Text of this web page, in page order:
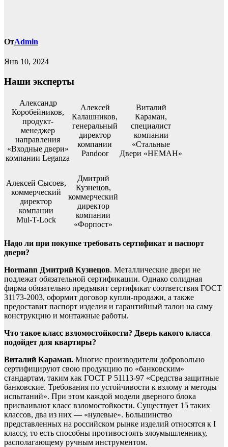
ОтAdmin
Янв 10, 2024
Наши эксперты
Александр
Коробейников,
продукт-
менеджер
направления
«Входные двери»
компании Leganza
Алексей
Калашников,
генеральный
директор
компании
Pandoor
Виталий
Караман,
специалист
компании
«Стальные
Двери «НЕМАН»
Алексей Сысоев,
коммерческий
директор
компании
Mul-T-Lock
Дмитрий
Кузнецов,
коммерческий
директор
компании
«Форпост»
Надо ли при покупке требовать сертификат и паспорт
двери?
Hormann Дмитрий Кузнецов. Металлические двери не
подлежат обязательной сертификации. Однако солидная
фирма обязательно предъявит сертификат соответствия ГОСТ
31173-2003, оформит договор купли-продажи, а также
предоставит паспорт изделия и гарантийный талон на саму
конструкцию и монтажные работы.
Что такое класс взломостойкости? Дверь какого класса
подойдет для квартиры?
Виталий Караман. Многие производители добровольно
сертифицируют свою продукцию по «банковским»
стандартам, таким как ГОСТ Р 51113-97 «Средства защитные
банковские. Требования по устойчивости к взлому и методы
испытаний». При этом каждой модели дверного блока
присваивают класс взломостойкости. Существует 15 таких
классов, два из них — «нулевые». Большинство
представленных на российском рынке изделий относятся к I
классу, то есть способны противостоять злоумышленнику,
располагающему ручным инструментом.